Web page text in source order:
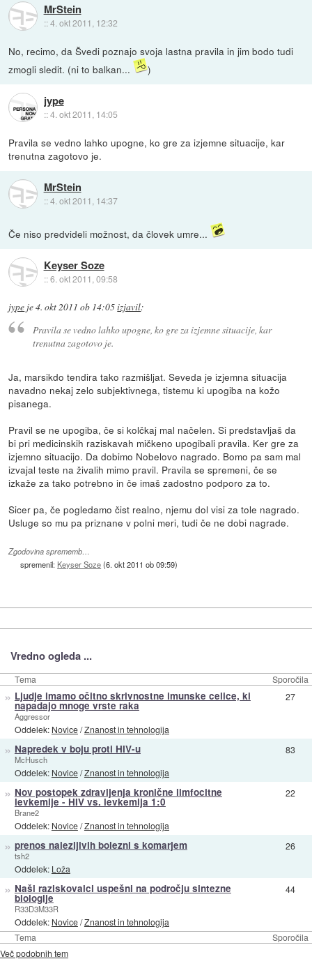
MrStein
::4. okt 2011, 12:32
No, recimo, da Švedi poznajo svoja lastna pravila in jim bodo tudi
zmogli sledit. (ni to balkan...
)
jype
::4. okt 2011, 14:05
Pravila se vedno lahko upogne, ko gre za izjemne situacije, kar
trenutna zagotovo je.
MrStein
::4. okt 2011, 14:37
Če niso predvideli možnost, da človek umre...
Keyser Soze
::6. okt 2011, 09:58
jype je4. okt 2011 ob 14:05izjavil:
Pravila se vedno lahko upogne, ko gre za izjemne situacije, kar
trenutna zagotovo je.
Ja, marsikdo tendira tako razmišljat. Seveda je izjemna situacija
navadno nekaj zelo subjektivnega, tistemu ki upogiba na kožo
pisanega.
Pravil se ne upogiba, če si kolčkaj mal načelen. Si predstavljaš da
bi pri medicinskih raziskavah mičkeno upogibali pravila. Ker gre za
izjemno situacijo. Da dobimo Nobelovo nagrado. Bomo pa sam mal
izvajal teste na živalih mimo pravil. Pravila se spremeni, če se
izkaže za tako potrebno in če imaš zadostno podporo za to.
Sicer pa, če pogledamo čist realno, njemu dol visi za tole nagrado.
Usluge so mu pa priznane v polni meri, tudi če ne dobi nagrade.
Zgodovina sprememb…
spremenil: Keyser Soze(6. okt 2011 ob 09:59)
Vredno ogleda ...
Tema Sporočila
Tema Sporočila
» Ljudje imamo očitno skrivnostne imunske celice, ki
napadajo mnoge vrste raka
Aggressor
Oddelek: Novice/Znanost in tehnologija
27
» Napredek v boju proti HIV-u
McHusch
Oddelek: Novice/Znanost in tehnologija
83
» Nov postopek zdravljenja kronične limfocitne
levkemije - HIV vs. levkemija 1:0
Brane2
Oddelek: Novice/Znanost in tehnologija
22
» prenos nalezljivih bolezni s komarjem
tsh2
Oddelek: Loža
26
» Naši raziskovalci uspešni na področju sintezne
biologije
R33D3M33R
Oddelek: Novice/Znanost in tehnologija
44
Več podobnih tem